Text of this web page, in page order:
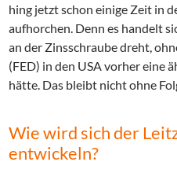
hing jetzt schon einige Zeit in
aufhorchen. Denn es handelt
an der Zinsschraube dreht,
(FED) in den USA vorher eine
hätte. Das bleibt nicht ohne
Wie wird sich der
entwickeln?